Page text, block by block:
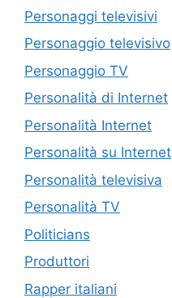
Personaggi televisivi
Personaggio televisivo
Personaggio TV
Personalità di Internet
Personalità Internet
Personalità su Internet
Personalità televisiva
Personalità TV
Politicians
Produttori
Rapper italiani